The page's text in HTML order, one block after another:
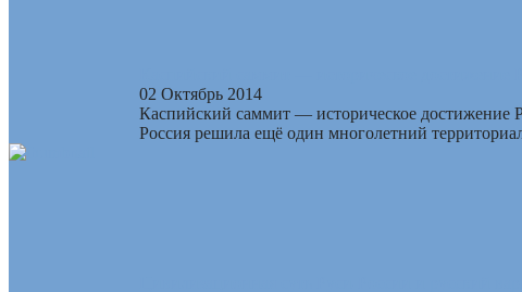
02 Октябрь 2014
Каспийский саммит — историческое достижение
Россия решила ещё один многолетний